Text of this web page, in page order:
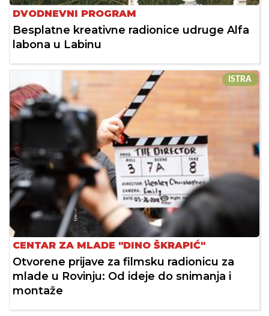
DVODNEVNI PROGRAM
Besplatne kreativne radionice udruge Alfa
labona u Labinu
ISTRA
CENTAR ZA MLADE "DINO ŠKRAPIĆ"
Otvorene prijave za filmsku radionicu za
mlade u Rovinju: Od ideje do snimanja i
montaže